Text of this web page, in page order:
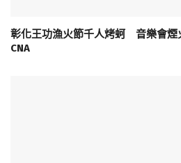
彰化王功漁火節千人烤蚵 音樂會煙
CNA